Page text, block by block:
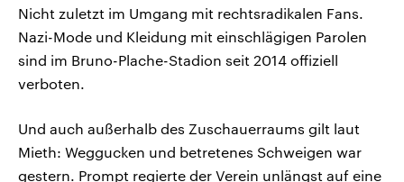
Nicht zuletzt im Umgang mit rechtsradikalen Fans.
Nazi-Mode und Kleidung mit einschlägigen Parolen
sind im Bruno-Plache-Stadion seit 2014 offiziell
verboten.
Und auch außerhalb des Zuschauerraums gilt laut
Mieth: Weggucken und betretenes Schweigen war
gestern. Prompt regierte der Verein unlängst auf eine